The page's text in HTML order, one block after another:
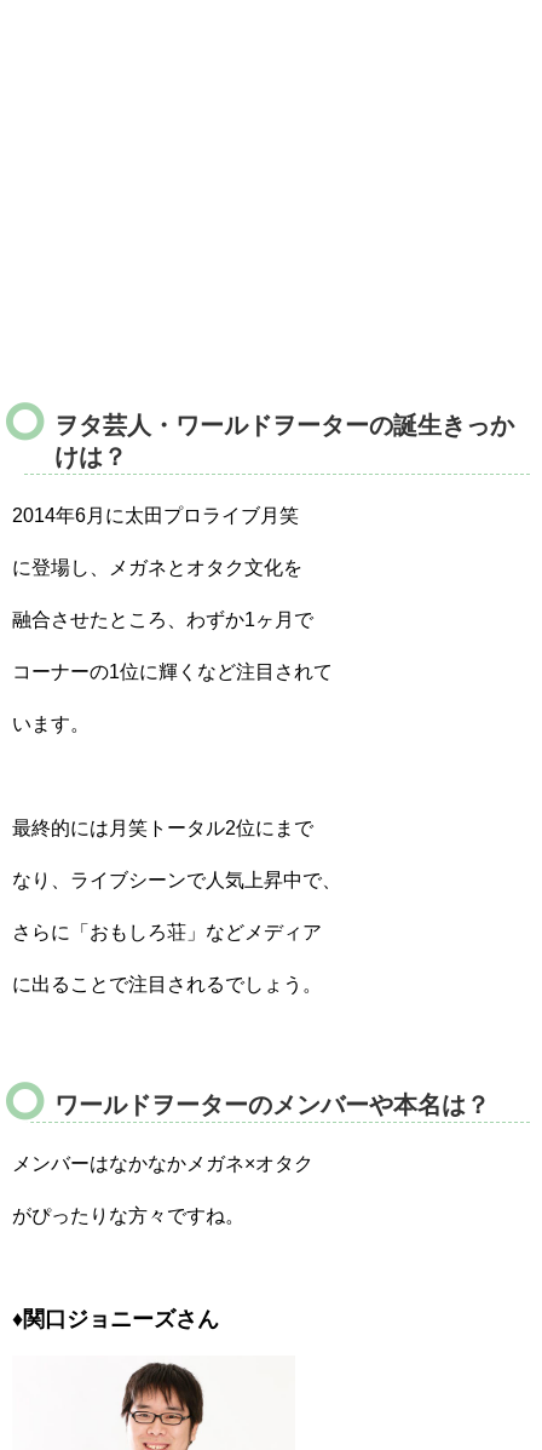
ヲタ芸人・ワールドヲーターの誕生きっか
けは？
2014年6月に太田プロライブ月笑
に登場し、メガネとオタク文化を
融合させたところ、わずか1ヶ月で
コーナーの1位に輝くなど注目されて
います。
最終的には月笑トータル2位にまで
なり、ライブシーンで人気上昇中で、
さらに「おもしろ荘」などメディア
に出ることで注目されるでしょう。
ワールドヲーターのメンバーや本名は？
メンバーはなかなかメガネ×オタク
がぴったりな方々ですね。
♦関口ジョニーズさん